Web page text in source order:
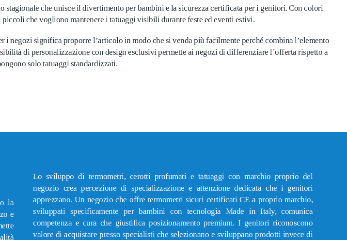
che unisce il divertimento per bambini e la sicurezza certificata per i genitori. Con colori
che vogliono mantenere i tatuaggi visibili durante feste ed eventi estivi.
significa proporre l’articolo in modo che si venda più facilmente perché combina l’elemento
di personalizzazione con design esclusivi permette ai negozi di differenziare l’offerta rispetto a
solo tatuaggi standardizzati.
la
e
Lo sviluppo di termometri, cerotti profumati e tatuaggi con marchio proprio del
negozio crea percezione di specializzazione e attenzione dedicata che i genitori
apprezzano. Un negozio che offre termometri sicuri certificati CE a proprio marchio,
sviluppati specificamente per bambini con tecnologia Made in Italy, comunica
competenza e cura che giustifica posizionamento premium. I genitori riconoscono
valore di acquistare presso specialisti che selezionano e sviluppano prodotti invece di